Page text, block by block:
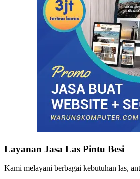
Layanan Jasa Las Pintu Besi
Kami melayani berbagai kebutuhan las,